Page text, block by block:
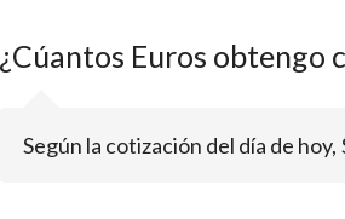
¿Cúantos Euros obtengo
Según la cotización del día de